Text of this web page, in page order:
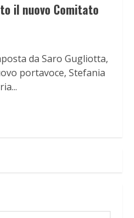
il nuovo Comitato
da Saro Gugliotta,
portavoce, Stefania